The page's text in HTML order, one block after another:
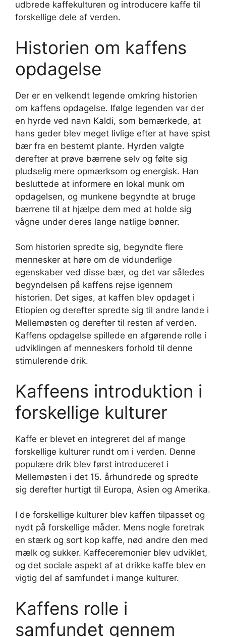
udbrede kaffekulturen og introducere kaffe til
forskellige dele af verden.
Historien om kaffens
opdagelse
Der er en velkendt legende omkring historien
om kaffens opdagelse. Ifølge legenden var der
en hyrde ved navn Kaldi, som bemærkede, at
hans geder blev meget livlige efter at have spist
bær fra en bestemt plante. Hyrden valgte
derefter at prøve bærrene selv og følte sig
pludselig mere opmærksom og energisk. Han
besluttede at informere en lokal munk om
opdagelsen, og munkene begyndte at bruge
bærrene til at hjælpe dem med at holde sig
vågne under deres lange natlige bønner.
Som historien spredte sig, begyndte flere
mennesker at høre om de vidunderlige
egenskaber ved disse bær, og det var således
begyndelsen på kaffens rejse igennem
historien. Det siges, at kaffen blev opdaget i
Etiopien og derefter spredte sig til andre lande i
Mellemøsten og derefter til resten af verden.
Kaffens opdagelse spillede en afgørende rolle i
udviklingen af ​​menneskers forhold til denne
stimulerende drik.
Kaffeens introduktion i
forskellige kulturer
Kaffe er blevet en integreret del af mange
forskellige kulturer rundt om i verden. Denne
populære drik blev først introduceret i
Mellemøsten i det 15. århundrede og spredte
sig derefter hurtigt til Europa, Asien og Amerika.
I de forskellige kulturer blev kaffen tilpasset og
nydt på forskellige måder. Mens nogle foretrak
en stærk og sort kop kaffe, nød andre den med
mælk og sukker. Kaffeceremonier blev udviklet,
og det sociale aspekt af at drikke kaffe blev en
vigtig del af samfundet i mange kulturer.
Kaffens rolle i
samfundet gennem